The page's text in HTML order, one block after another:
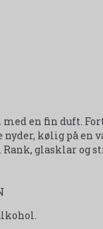
en fin duft.
kølig på en
glasklar og